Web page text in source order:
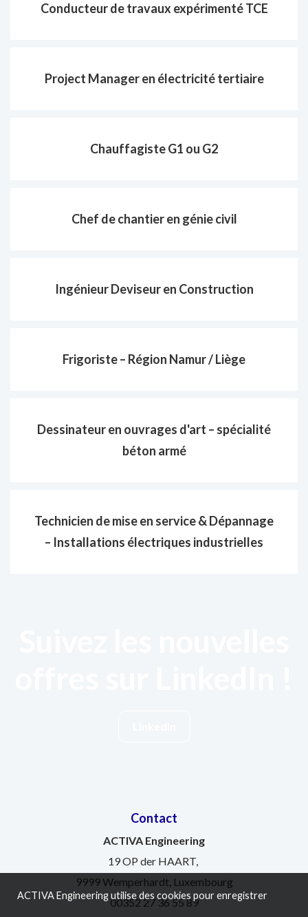
Conducteur de travaux expérimenté TCE
Project Manager en électricité tertiaire
Chauffagiste G1 ou G2
Chef de chantier en génie civil
Ingénieur Deviseur en Construction
Frigoriste – Région Namur / Liège
Dessinateur en ouvrages d'art – spécialité
béton armé
Technicien de mise en service & Dépannage
– Installations électriques industrielles
Contact
ACTIVA Engineering
19 OP der HAART,
9999 Wemperhardt, Luxembourg
00352 27 36 55 89
ACTIVA Engineering utilise des cookies pour enregistrer